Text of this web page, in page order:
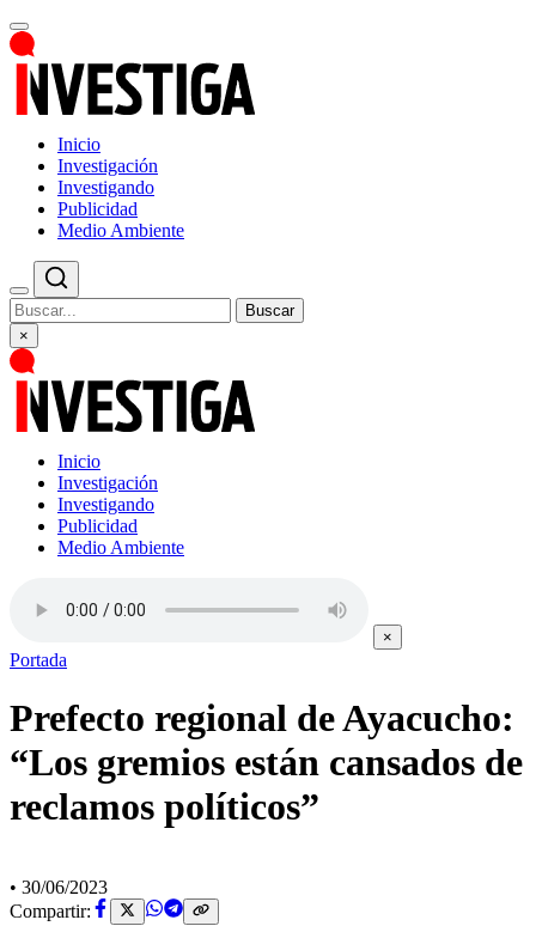
Inicio
Investigación
Investigando
Publicidad
Medio Ambiente
Buscar
×
Inicio
Investigación
Investigando
Publicidad
Medio Ambiente
×
Portada
Prefecto regional de Ayacucho:
“Los gremios están cansados de
reclamos políticos”
• 30/06/2023
Compartir: